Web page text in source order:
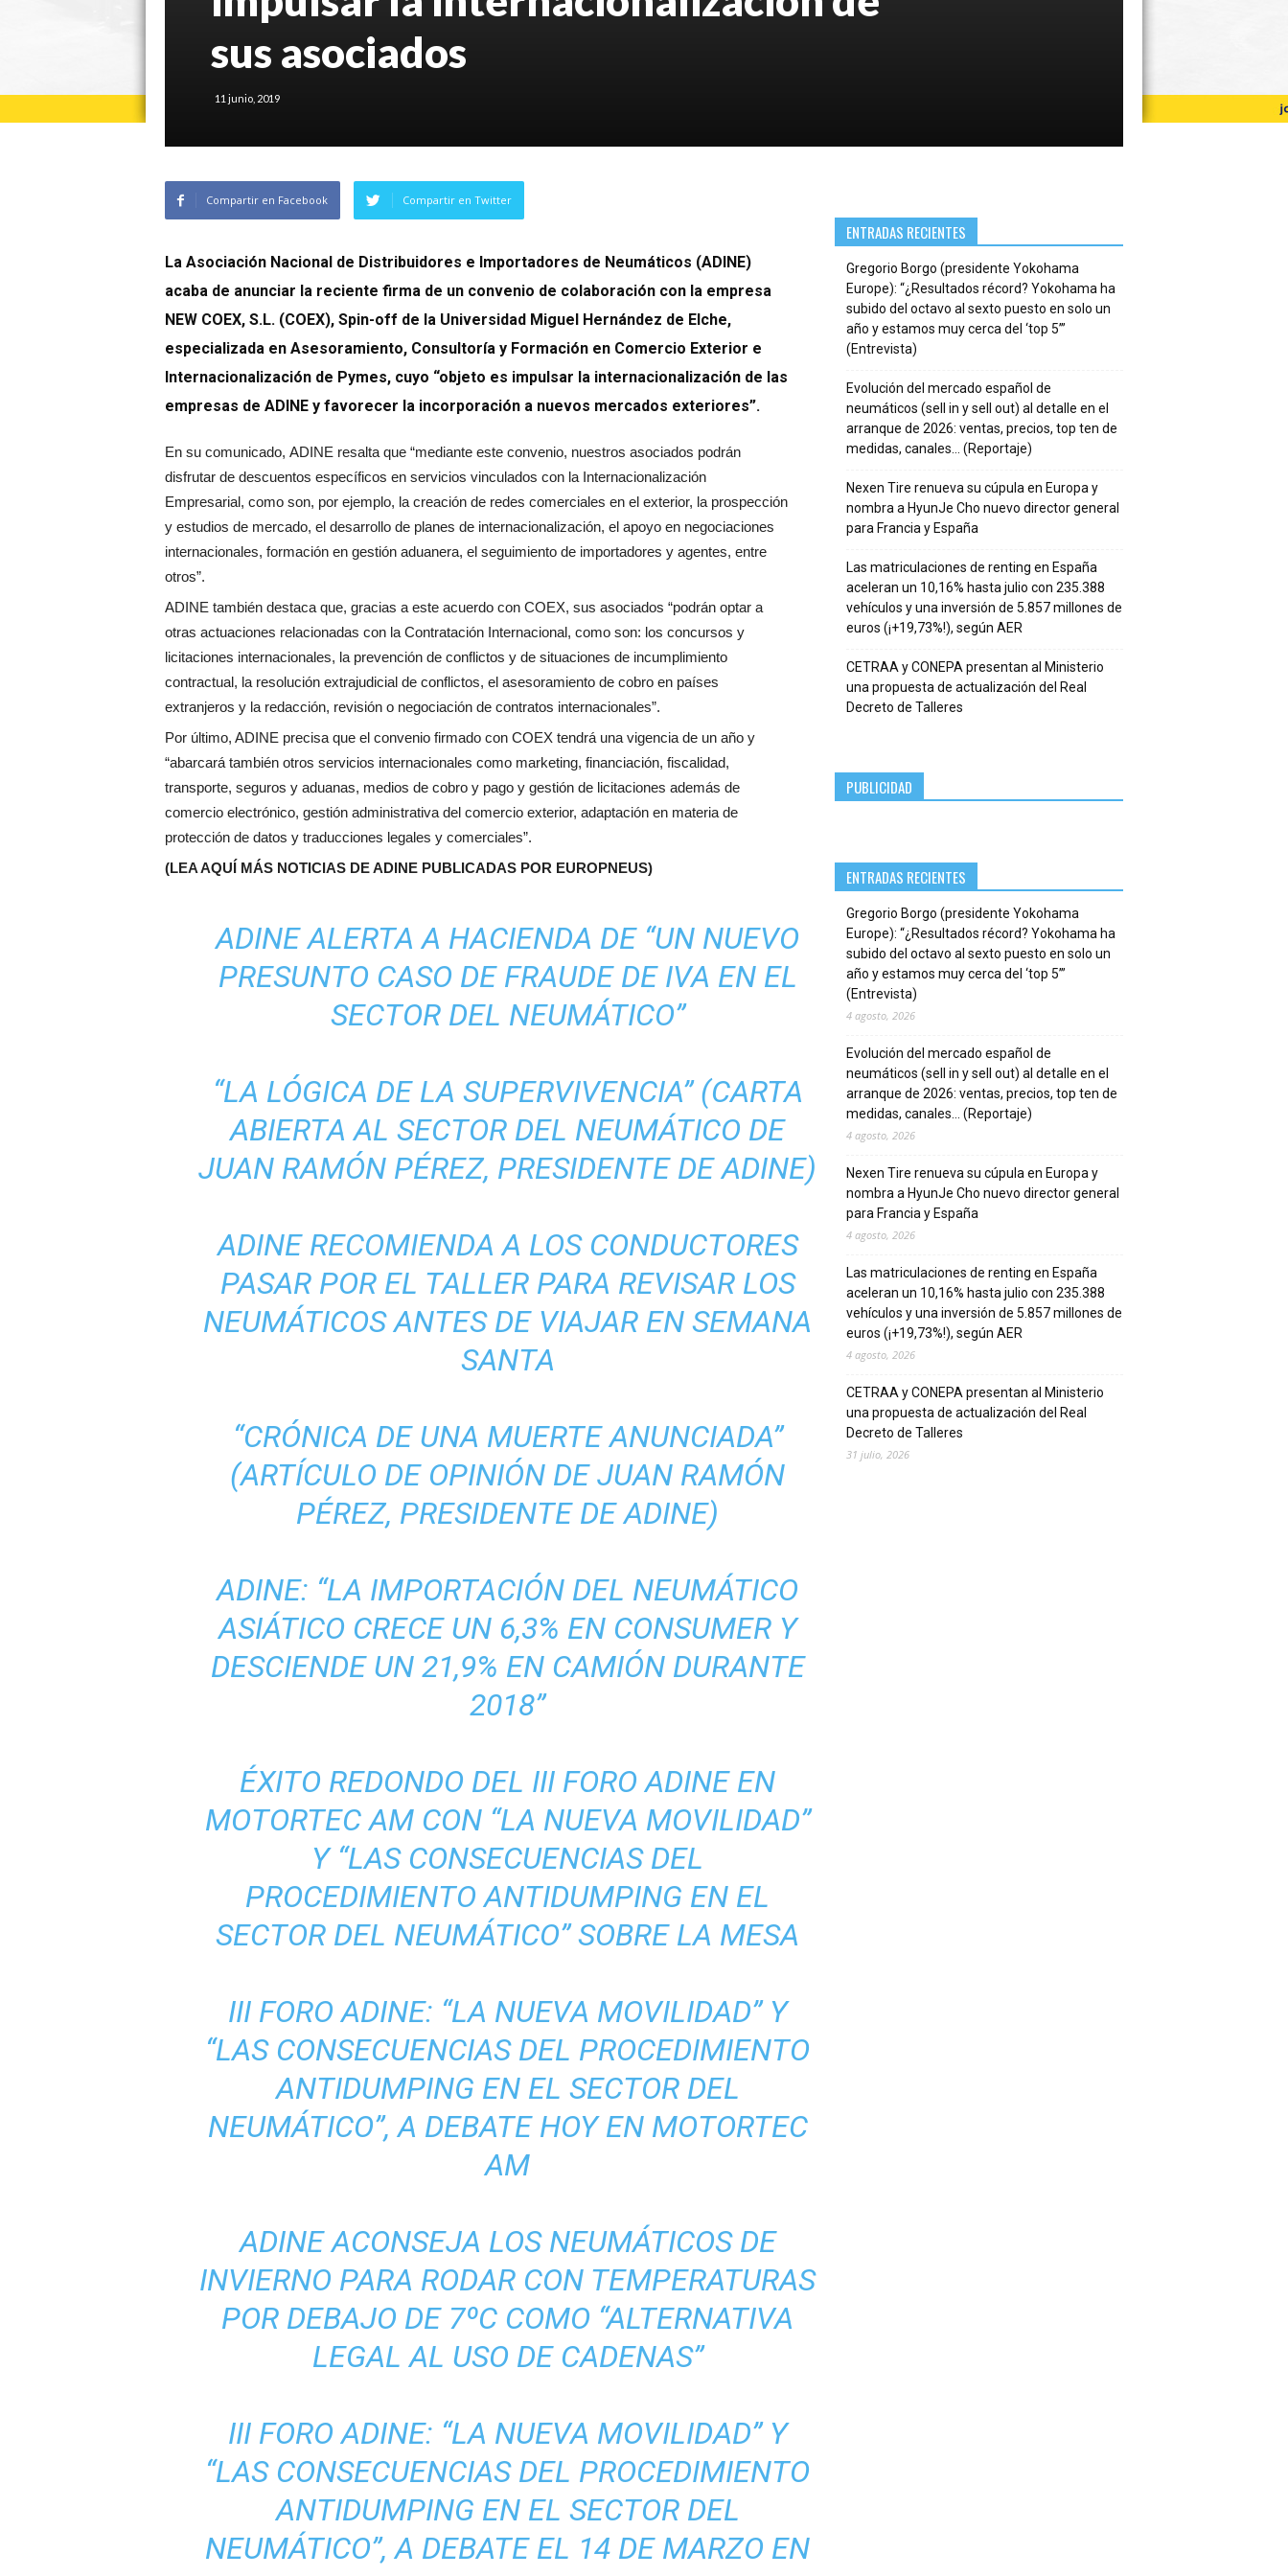
sus asociados
11 junio, 2019
Compartir en Facebook Compartir en Twitter
La Asociación Nacional de Distribuidores e Importadores de Neumáticos (ADINE)
acaba de anunciar la reciente firma de un convenio de colaboración con la empresa
NEW COEX, S.L. (COEX), Spin-off de la Universidad Miguel Hernández de Elche,
especializada en Asesoramiento, Consultoría y Formación en Comercio Exterior e
Internacionalización de Pymes, cuyo “objeto es impulsar la internacionalización de las
empresas de ADINE y favorecer la incorporación a nuevos mercados exteriores”.
En su comunicado, ADINE resalta que “mediante este convenio, nuestros asociados podrán
disfrutar de descuentos específicos en servicios vinculados con la Internacionalización
Empresarial, como son, por ejemplo, la creación de redes comerciales en el exterior, la prospección
y estudios de mercado, el desarrollo de planes de internacionalización, el apoyo en negociaciones
internacionales, formación en gestión aduanera, el seguimiento de importadores y agentes, entre
otros”.
ADINE también destaca que, gracias a este acuerdo con COEX, sus asociados “podrán optar a
otras actuaciones relacionadas con la Contratación Internacional, como son: los concursos y
licitaciones internacionales, la prevención de conflictos y de situaciones de incumplimiento
contractual, la resolución extrajudicial de conflictos, el asesoramiento de cobro en países
extranjeros y la redacción, revisión o negociación de contratos internacionales”.
Por último, ADINE precisa que el convenio firmado con COEX tendrá una vigencia de un año y
“abarcará también otros servicios internacionales como marketing, financiación, fiscalidad,
transporte, seguros y aduanas, medios de cobro y pago y gestión de licitaciones además de
comercio electrónico, gestión administrativa del comercio exterior, adaptación en materia de
protección de datos y traducciones legales y comerciales”.
(LEA AQUÍ MÁS NOTICIAS DE ADINE PUBLICADAS POR EUROPNEUS)
ADINE ALERTA A HACIENDA DE “UN NUEVO
PRESUNTO CASO DE FRAUDE DE IVA EN EL
SECTOR DEL NEUMÁTICO”
“LA LÓGICA DE LA SUPERVIVENCIA” (CARTA
ABIERTA AL SECTOR DEL NEUMÁTICO DE
JUAN RAMÓN PÉREZ, PRESIDENTE DE ADINE)
ADINE RECOMIENDA A LOS CONDUCTORES
PASAR POR EL TALLER PARA REVISAR LOS
NEUMÁTICOS ANTES DE VIAJAR EN SEMANA
SANTA
“CRÓNICA DE UNA MUERTE ANUNCIADA”
(ARTÍCULO DE OPINIÓN DE JUAN RAMÓN
PÉREZ, PRESIDENTE DE ADINE)
ADINE: “LA IMPORTACIÓN DEL NEUMÁTICO
ASIÁTICO CRECE UN 6,3% EN CONSUMER Y
DESCIENDE UN 21,9% EN CAMIÓN DURANTE
2018”
ÉXITO REDONDO DEL III FORO ADINE EN
MOTORTEC AM CON “LA NUEVA MOVILIDAD”
Y “LAS CONSECUENCIAS DEL
PROCEDIMIENTO ANTIDUMPING EN EL
SECTOR DEL NEUMÁTICO” SOBRE LA MESA
III FORO ADINE: “LA NUEVA MOVILIDAD” Y
“LAS CONSECUENCIAS DEL PROCEDIMIENTO
ANTIDUMPING EN EL SECTOR DEL
NEUMÁTICO”, A DEBATE HOY EN MOTORTEC
AM
ADINE ACONSEJA LOS NEUMÁTICOS DE
INVIERNO PARA RODAR CON TEMPERATURAS
POR DEBAJO DE 7ºC COMO “ALTERNATIVA
LEGAL AL USO DE CADENAS”
III FORO ADINE: “LA NUEVA MOVILIDAD” Y
“LAS CONSECUENCIAS DEL PROCEDIMIENTO
ANTIDUMPING EN EL SECTOR DEL
NEUMÁTICO”, A DEBATE EL 14 DE MARZO EN
ENTRADAS RECIENTES
Gregorio Borgo (presidente Yokohama
Europe): “¿Resultados récord? Yokohama ha
subido del octavo al sexto puesto en solo un
año y estamos muy cerca del ‘top 5’”
(Entrevista)
Evolución del mercado español de
neumáticos (sell in y sell out) al detalle en el
arranque de 2026: ventas, precios, top ten de
medidas, canales… (Reportaje)
Nexen Tire renueva su cúpula en Europa y
nombra a HyunJe Cho nuevo director general
para Francia y España
Las matriculaciones de renting en España
aceleran un 10,16% hasta julio con 235.388
vehículos y una inversión de 5.857 millones de
euros (¡+19,73%!), según AER
CETRAA y CONEPA presentan al Ministerio
una propuesta de actualización del Real
Decreto de Talleres
PUBLICIDAD
ENTRADAS RECIENTES
Gregorio Borgo (presidente Yokohama
Europe): “¿Resultados récord? Yokohama ha
subido del octavo al sexto puesto en solo un
año y estamos muy cerca del ‘top 5’”
(Entrevista)
4 agosto, 2026
Evolución del mercado español de
neumáticos (sell in y sell out) al detalle en el
arranque de 2026: ventas, precios, top ten de
medidas, canales… (Reportaje)
4 agosto, 2026
Nexen Tire renueva su cúpula en Europa y
nombra a HyunJe Cho nuevo director general
para Francia y España
4 agosto, 2026
Las matriculaciones de renting en España
aceleran un 10,16% hasta julio con 235.388
vehículos y una inversión de 5.857 millones de
euros (¡+19,73%!), según AER
4 agosto, 2026
CETRAA y CONEPA presentan al Ministerio
una propuesta de actualización del Real
Decreto de Talleres
31 julio, 2026